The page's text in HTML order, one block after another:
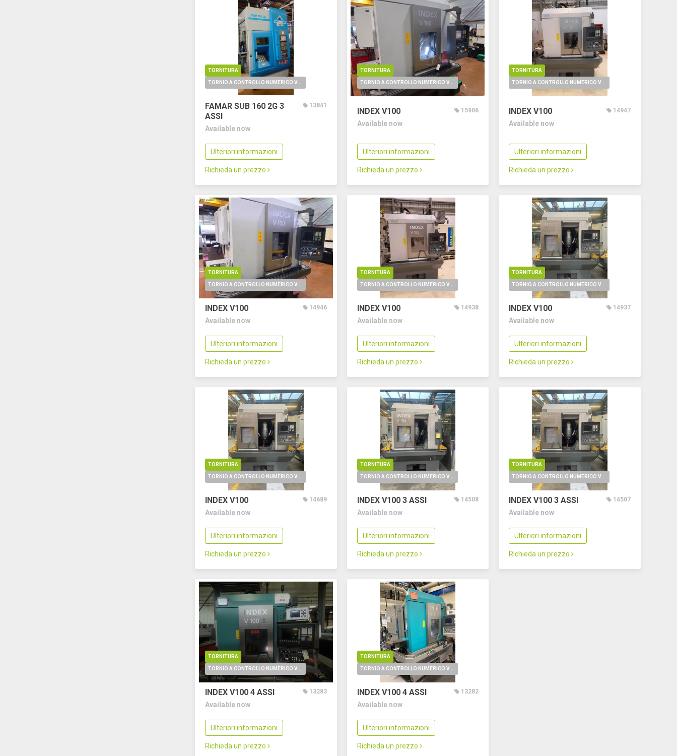
TORNITURA
FAMAR SUB 160 2G 3
ASSI
13841
Available now
Ulteriori informazioni
Richieda un prezzo
TORNITURA
TORNIO A CONTROLLO NUMERICO VERTICALE
INDEX V100 15906
Available now
Ulteriori informazioni
Richieda un prezzo
TORNITURA
INDEX V100 14947
Available now
Ulteriori informazioni
Richieda un prezzo
TORNITURA
INDEX V100 14946
Available now
Ulteriori informazioni
Richieda un prezzo
TORNITURA
TORNIO A CONTROLLO NUMERICO VERTICALE
INDEX V100 14938
Available now
Ulteriori informazioni
Richieda un prezzo
TORNITURA
INDEX V100 14937
Available now
Ulteriori informazioni
Richieda un prezzo
TORNITURA
INDEX V100 14689
Available now
Ulteriori informazioni
Richieda un prezzo
TORNITURA
TORNIO A CONTROLLO NUMERICO VERTICALE
INDEX V100 3 ASSI 14508
Available now
Ulteriori informazioni
Richieda un prezzo
TORNITURA
INDEX V1003 ASSI 14507
Available now
Ulteriori informazioni
Richieda un prezzo
TORNITURA
INDEX V100 4 ASSI 13283
Available now
Ulteriori informazioni
Richieda un prezzo
TORNITURA
TORNIO A CONTROLLO NUMERICO VERTICALE
INDEX V100 4 ASSI 13282
Available now
Ulteriori informazioni
Richieda un prezzo